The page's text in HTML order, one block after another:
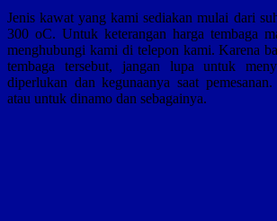
Jenis kawat yang kami sediakan mulai dari
300 oC. Untuk keterangan harga tembaga
menghubungi kami di telepon kami. Karena
tembaga tersebut, jangan lupa untuk
diperlukan dan kegunaanya saat
atau untuk dinamo dan sebagainya.